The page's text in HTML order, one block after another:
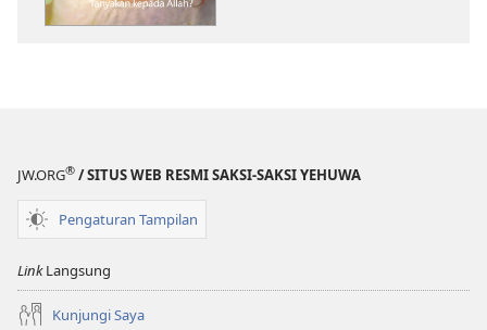
JW.ORG® / SITUS WEB RESMI SAKSI-SAKSI YEHUWA
Pengaturan Tampilan
LinkLangsung
Kunjungi Saya